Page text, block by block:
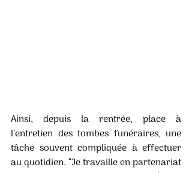
Ainsi, depuis la rentrée, place à
l’entretien des tombes funéraires, une
tâche souvent compliquée à effectuer
au quotidien. “Je travaille en partenariat